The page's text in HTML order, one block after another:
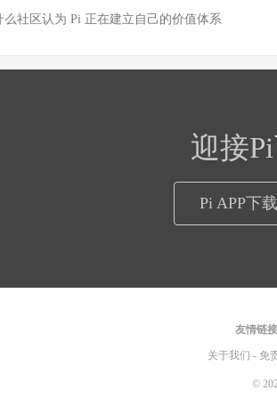
社区认为 Pi 正在建立自己的价值体系
迎接
Pi APP下载
友情链接
关于我们 - 免
©